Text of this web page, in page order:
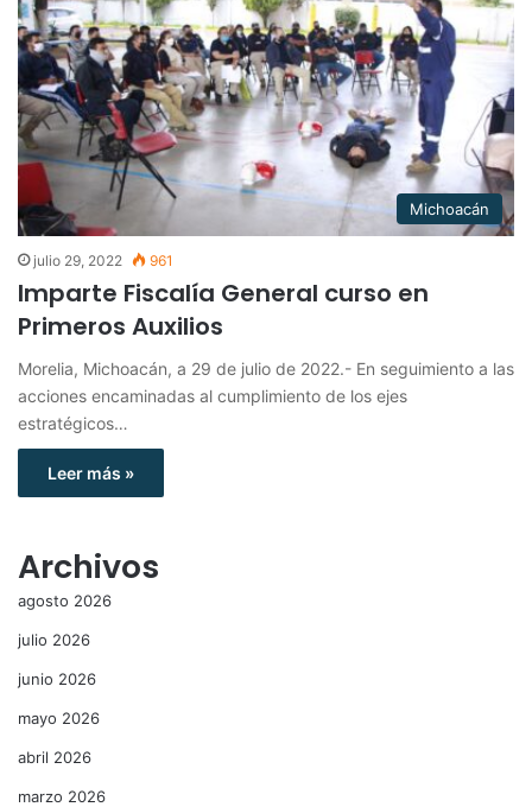
Michoacán
julio 29, 2022 961
Imparte Fiscalía General curso en
Primeros Auxilios
Morelia, Michoacán, a 29 de julio de 2022.- En seguimiento a las
acciones encaminadas al cumplimiento de los ejes
estratégicos…
Leer más »
Archivos
agosto 2026
julio 2026
junio 2026
mayo 2026
abril 2026
marzo 2026